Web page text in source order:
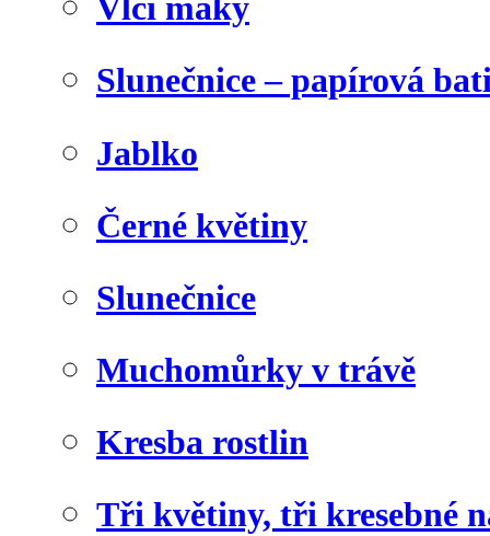
Slunečnice – papírová
Jablko
Černé květiny
Slunečnice
Muchomůrky v trávě
Kresba rostlin
Tři květiny, tři kresebné